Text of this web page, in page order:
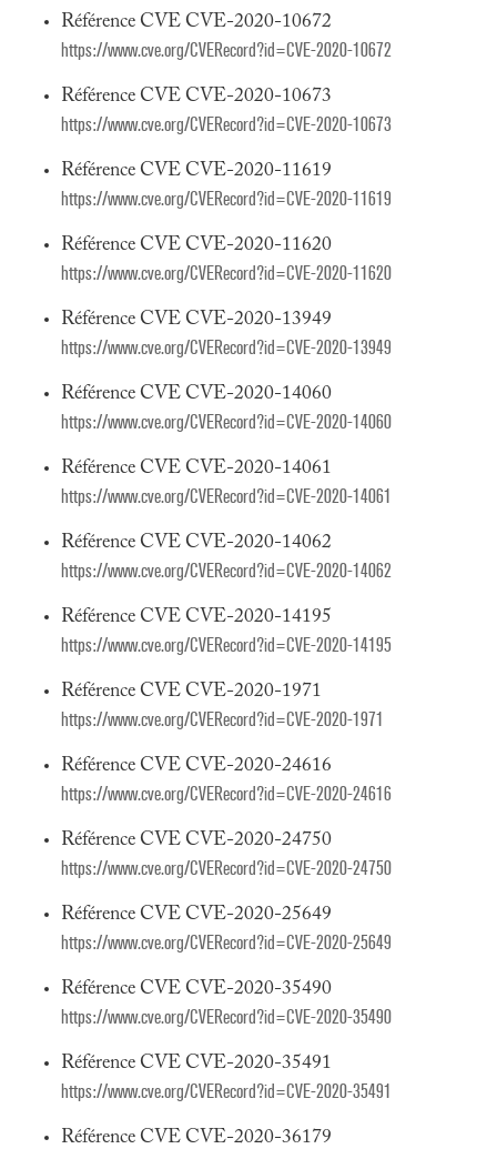
Référence CVE CVE-2020-10672
https://www.cve.org/CVERecord?id=CVE-2020-10672
Référence CVE CVE-2020-10673
https://www.cve.org/CVERecord?id=CVE-2020-10673
Référence CVE CVE-2020-11619
https://www.cve.org/CVERecord?id=CVE-2020-11619
Référence CVE CVE-2020-11620
https://www.cve.org/CVERecord?id=CVE-2020-11620
Référence CVE CVE-2020-13949
https://www.cve.org/CVERecord?id=CVE-2020-13949
Référence CVE CVE-2020-14060
https://www.cve.org/CVERecord?id=CVE-2020-14060
Référence CVE CVE-2020-14061
https://www.cve.org/CVERecord?id=CVE-2020-14061
Référence CVE CVE-2020-14062
https://www.cve.org/CVERecord?id=CVE-2020-14062
Référence CVE CVE-2020-14195
https://www.cve.org/CVERecord?id=CVE-2020-14195
Référence CVE CVE-2020-1971
https://www.cve.org/CVERecord?id=CVE-2020-1971
Référence CVE CVE-2020-24616
https://www.cve.org/CVERecord?id=CVE-2020-24616
Référence CVE CVE-2020-24750
https://www.cve.org/CVERecord?id=CVE-2020-24750
Référence CVE CVE-2020-25649
https://www.cve.org/CVERecord?id=CVE-2020-25649
Référence CVE CVE-2020-35490
https://www.cve.org/CVERecord?id=CVE-2020-35490
Référence CVE CVE-2020-35491
https://www.cve.org/CVERecord?id=CVE-2020-35491
Référence CVE CVE-2020-36179